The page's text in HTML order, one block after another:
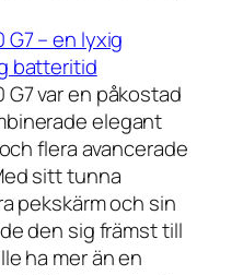
G7 – en lyxig
batteritid
G7 var en påkostad
elegant
flera avancerade
sitt tunna
pekskärm och sin
den sig främst till
ha mer än en